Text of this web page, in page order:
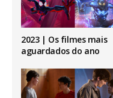
2023 | Os filmes mais
aguardados do ano